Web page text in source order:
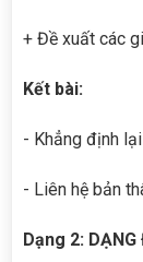
+ Đề xuất các
Kết bài:
- Khẳng định
- Liên hệ bản
Dạng 2: DẠNG